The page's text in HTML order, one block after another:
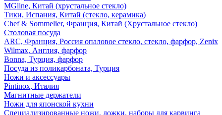
MGline, Китай (хрустальное стекло)
Тики, Испания, Китай (стекло, керамика)
Chef & Sommelier, Франция, Китай (Хрустальное стекло)
Столовая посуда
ARC, Франция, Россия опаловое стекло, стекло, фарфор, Zenix
Wilmax, Англия, фарфор
Bonna, Турция, фарфор
Посуда из поликарбоната, Турция
Ножи и аксессуары
Pintinox, Италия
Магнитные держатели
Ножи для японской кухни
Специализированные ножи, ложки, наборы для карвинга